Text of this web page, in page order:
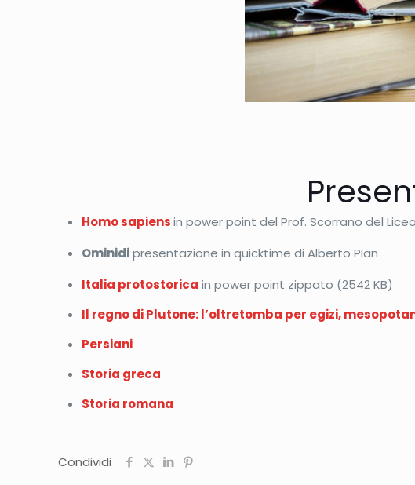
Homo sapiensin power point del Prof. Scorrano del
Ominidipresentazione in quicktime di Alberto PIan
Italia protostorica in power point zippato (2542 KB)
Il regno di Plutone: l’oltretomba per egizi,
Persiani
Storia greca
Storia romana
Condividi